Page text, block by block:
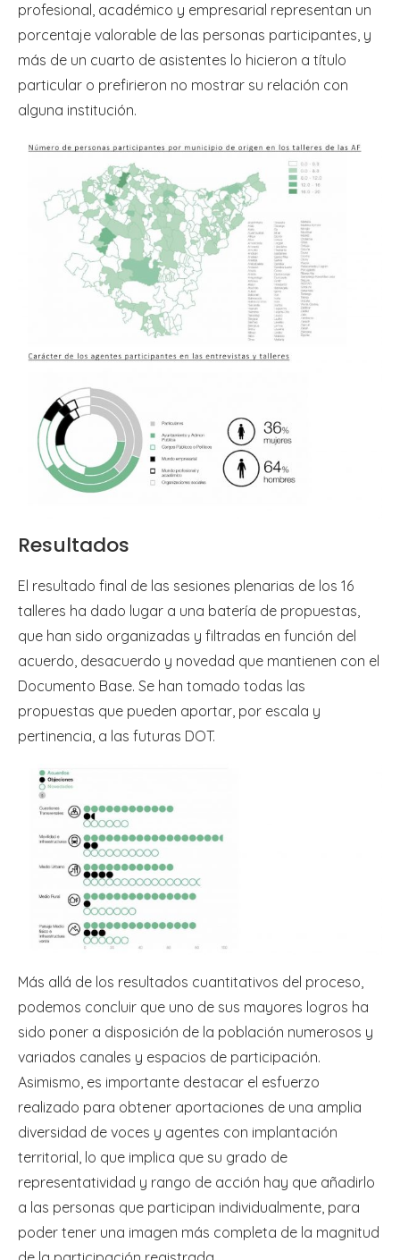
profesional, académico y empresarial representan un
porcentaje valorable de las personas participantes, y
más de un cuarto de asistentes lo hicieron a título
particular o prefirieron no mostrar su relación con
alguna institución.
Resultados
El resultado final de las sesiones plenarias de los 16
talleres ha dado lugar a una batería de propuestas,
que han sido organizadas y filtradas en función del
acuerdo, desacuerdo y novedad que mantienen con el
Documento Base. Se han tomado todas las
propuestas que pueden aportar, por escala y
pertinencia, a las futuras DOT.
Más allá de los resultados cuantitativos del proceso,
podemos concluir que uno de sus mayores logros ha
sido poner a disposición de la población numerosos y
variados canales y espacios de participación.
Asimismo, es importante destacar el esfuerzo
realizado para obtener aportaciones de una amplia
diversidad de voces y agentes con implantación
territorial, lo que implica que su grado de
representatividad y rango de acción hay que añadirlo
a las personas que participan individualmente, para
poder tener una imagen más completa de la magnitud